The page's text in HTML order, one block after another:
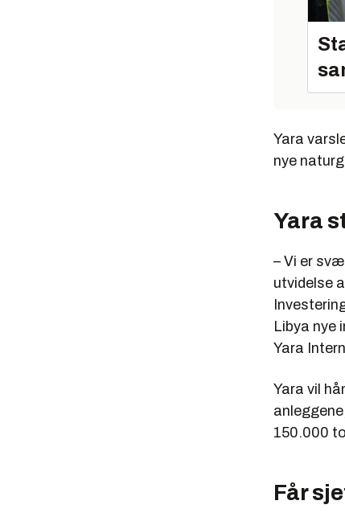
Yara
nye
Yara
– Vi er
utvidelse
Libya nye
Yara
Yara vil
150.000
Får